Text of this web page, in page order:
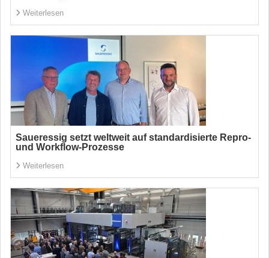
Weiterlesen
Saueressig setzt weltweit auf standardisierte Repro-
und Workflow-Prozesse
Weiterlesen